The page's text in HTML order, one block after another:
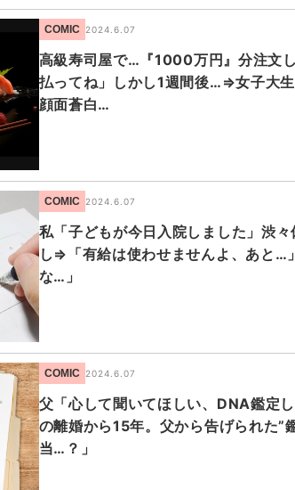
COMIC 2024.6.07
高級寿司屋で…『1000万円』分注文
払ってね」しかし1週間後…⇒女子大
顔面蒼白…
COMIC 2024.6.07
私「子どもが今日入院しました」渋
し⇒「有給は使わせませんよ、あと…
な…」
COMIC 2024.6.07
父「心して聞いてほしい、DNA鑑定
の離婚から15年。父から告げられた”
当…？」